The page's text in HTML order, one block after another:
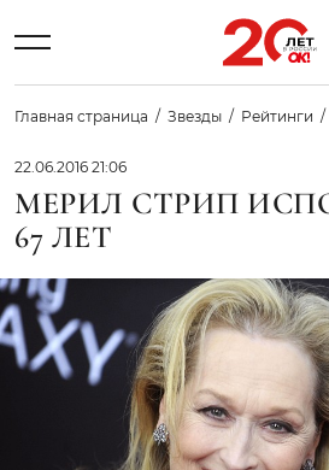
Главная страница Звезды Рейтинги
22.06.2016 21:06
МЕРИЛ СТРИП
67 ЛЕТ